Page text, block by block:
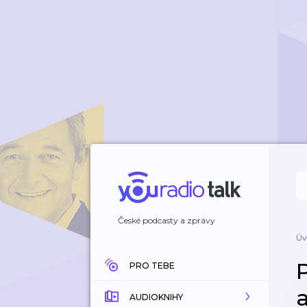
České podcasty a zprávy
PRO TEBE
AUDIOKNIHY